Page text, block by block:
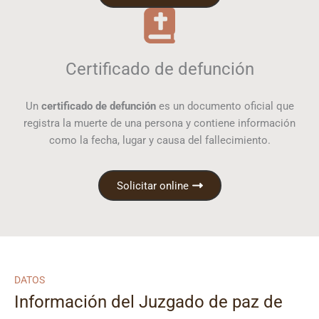
Certificado de defunción
Un certificado de defunciónes un documento oficial que
registra la muerte de una persona y contiene información
como la fecha, lugar y causa del fallecimiento.
Solicitar online
DATOS
Información del Juzgado de paz de